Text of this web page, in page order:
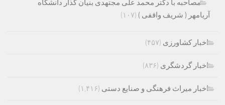
مصاحبه با دکتر محمد علی مجتهدی بنیان گذار دانشگاه
آریامهر ( شریف واقفی ) (۱۰۷)
اخبار کشاورزی (۴۵۷)
اخبار گردشگری (۸۳۶)
اخبار میراث فرهنگی و صنایع دستی (۱,۴۱۶)